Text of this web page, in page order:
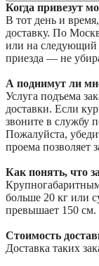
Когда привезут
В тот день и
доставку. По
или на следующий
приезда — не
А поднимут ли
Услуга подъема
доставки. Если
звоните в службу
Пожалуйста,
проема позволяет
Как понять, что
больше 20 кг или
превышает 150 см.
Стоимость
Доставка таких